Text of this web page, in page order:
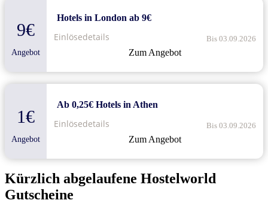
9€
Angebot
Hotels in London ab 9€
Zum Angebot
Bis 03.09.2026
Einlösedetails
1€
Angebot
Ab 0,25€ Hotels in Athen
Zum Angebot
Bis 03.09.2026
Einlösedetails
Kürzlich abgelaufene Hostelworld
Gutscheine